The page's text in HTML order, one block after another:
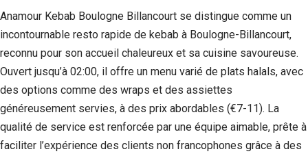
Anamour Kebab Boulogne Billancourt se distingue comme un
incontournable resto rapide de kebab à Boulogne-Billancourt,
reconnu pour son accueil chaleureux et sa cuisine savoureuse.
Ouvert jusqu’à 02:00, il offre un menu varié de plats halals, avec
des options comme des wraps et des assiettes
généreusement servies, à des prix abordables (€7-11). La
qualité de service est renforcée par une équipe aimable, prête à
faciliter l’expérience des clients non francophones grâce à des